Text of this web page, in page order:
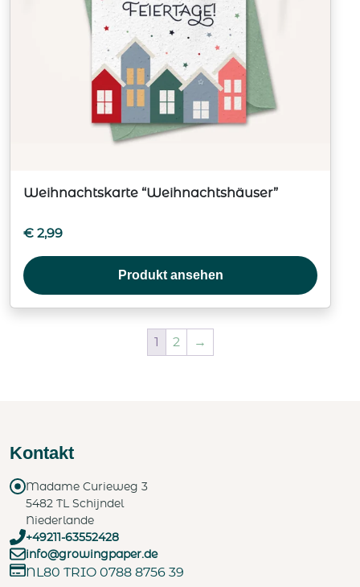
Weihnachtskarte “Weihnachtshäuser”
€ 2,99
Produkt ansehen
1 2 →
Kontakt
Madame Curieweg 3
5482 TL Schijndel
Niederlande
+49211-63552428
info@growingpaper.de
NL80 TRIO 0788 8756 39